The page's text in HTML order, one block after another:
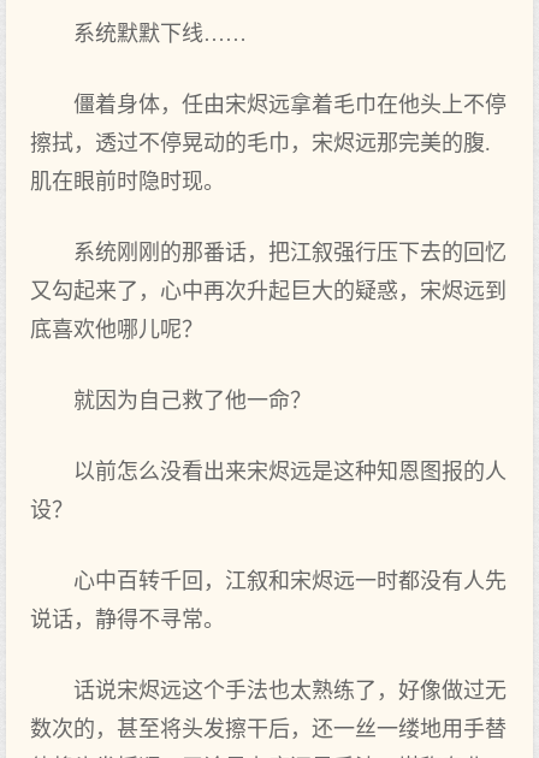
系统默默下线……
僵着身体，任由宋烬远拿着毛巾在他头上不停
擦拭，透过不停晃动的毛巾，宋烬远那完美的腹.
肌在眼前时隐时现。
系统刚刚的那番话，把江叙强行压下去的回忆
又勾起来了，心中再次升起巨大的疑惑，宋烬远到
底喜欢他哪儿呢？
就因为自己救了他一命？
以前怎么没看出来宋烬远是这种知恩图报的人
设？
心中百转千回，江叙和宋烬远一时都没有人先
说话，静得不寻常。
话说宋烬远这个手法也太熟练了，好像做过无
数次的，甚至将头发擦干后，还一丝一缕地用手替